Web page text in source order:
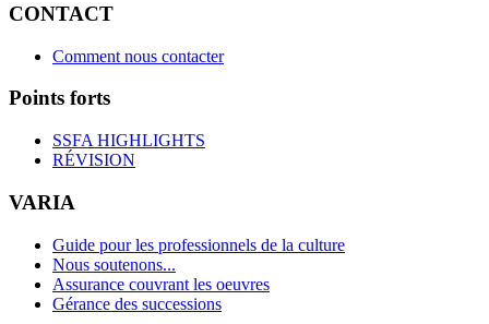
CONTACT
Comment nous contacter
Points forts
SSFA HIGHLIGHTS
RÉVISION
VARIA
Guide pour les professionnels de la culture
Nous soutenons...
Assurance couvrant les oeuvres
Gérance des successions